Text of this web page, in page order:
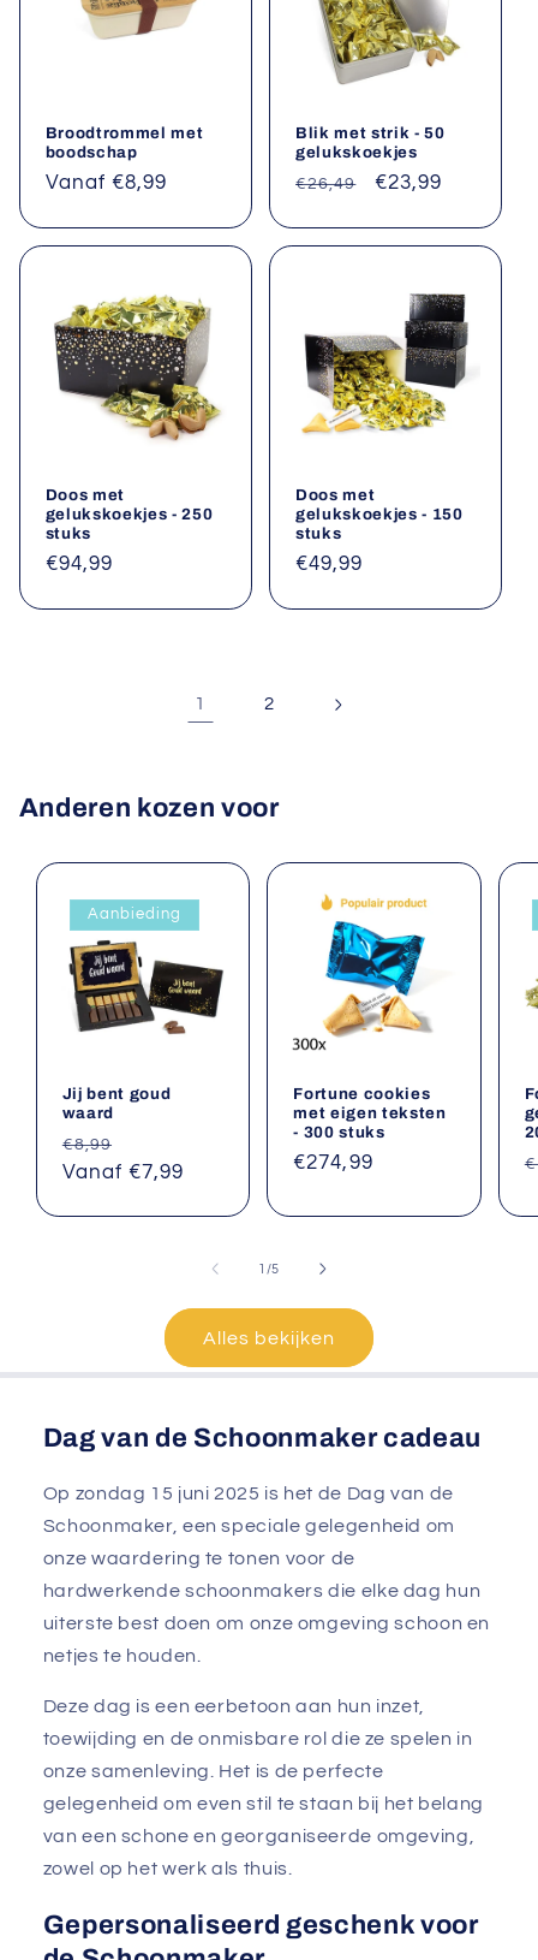
Broodtrommel met
boodschap
Normale
Vanaf €8,99
Blik met strik - 50
gelukskoekjes
Normale
€26,49 €23,99
Doos met
gelukskoekjes - 250
stuks
Normale
€94,99
Doos met
gelukskoekjes - 150
stuks
Normale
€49,99
1 2
Anderen kozen voor
Aanbieding
Jij bent goud
waard
Normale
prijs
€8,99
Vanaf €7,99
Fortune cookies
met eigen teksten
- 300 stuks
Normale
€274,99
1 /van
5
Alles bekijken
Dag van de Schoonmaker cadeau
Op zondag 15 juni 2025 is het de Dag van de
Schoonmaker, een speciale gelegenheid om
onze waardering te tonen voor de
hardwerkende schoonmakers die elke dag hun
uiterste best doen om onze omgeving schoon en
netjes te houden.
Deze dag is een eerbetoon aan hun inzet,
toewijding en de onmisbare rol die ze spelen in
onze samenleving. Het is de perfecte
gelegenheid om even stil te staan bij het belang
van een schone en georganiseerde omgeving,
zowel op het werk als thuis.
Gepersonaliseerd geschenk voor